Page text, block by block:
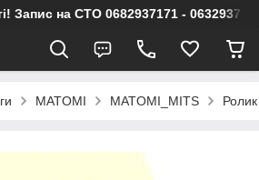
Запис на СТО 0682937171 -
MATOMI MATOMI_MITS